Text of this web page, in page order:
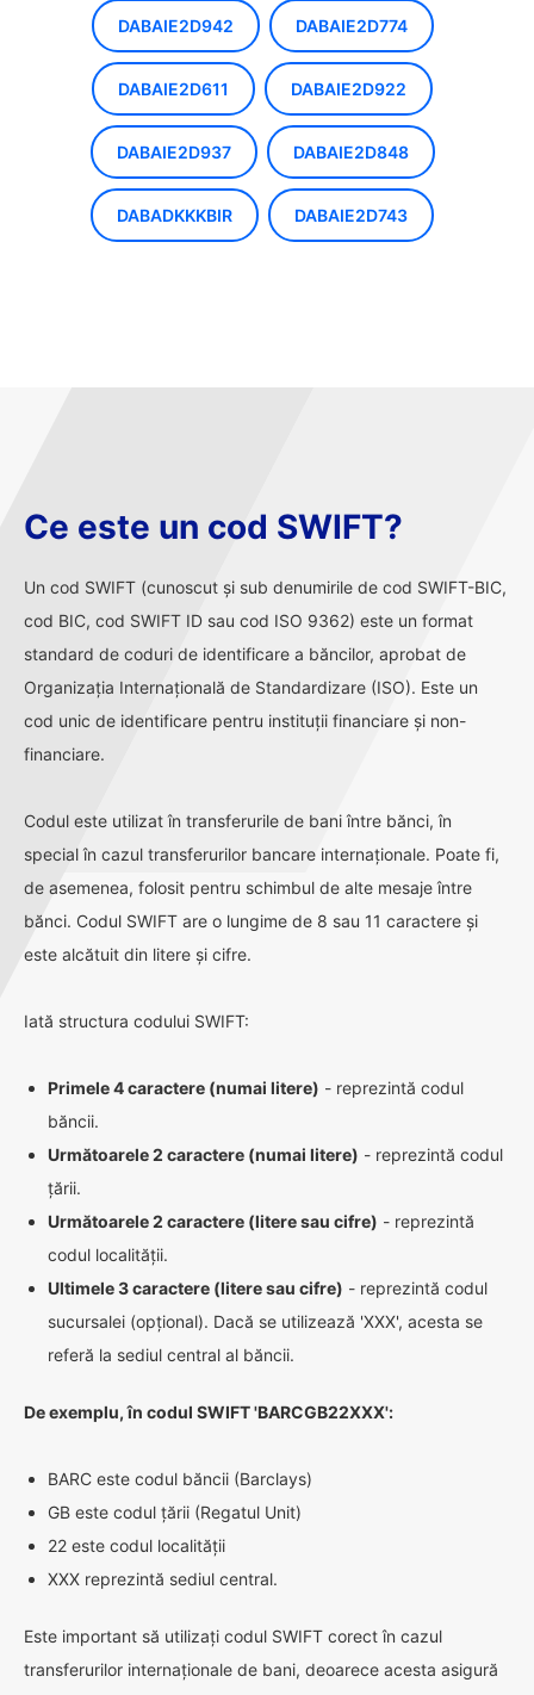
DABAIE2D942 DABAIE2D774
DABAIE2D611 DABAIE2D922
DABAIE2D937 DABAIE2D848
DABADKKKBIR DABAIE2D743
Ce este un cod SWIFT?
Un cod SWIFT (cunoscut și sub denumirile de cod SWIFT-BIC,
cod BIC, cod SWIFT ID sau cod ISO 9362) este un format
standard de coduri de identificare a băncilor, aprobat de
Organizația Internațională de Standardizare (ISO). Este un
cod unic de identificare pentru instituții financiare și non-
financiare.
Codul este utilizat în transferurile de bani între bănci, în
special în cazul transferurilor bancare internaționale. Poate fi,
de asemenea, folosit pentru schimbul de alte mesaje între
bănci. Codul SWIFT are o lungime de 8 sau 11 caractere și
este alcătuit din litere și cifre.
Iată structura codului SWIFT:
Primele 4 caractere (numai litere) - reprezintă codul
băncii.
Următoarele 2 caractere (numai litere) - reprezintă codul
țării.
Următoarele 2 caractere (litere sau cifre) - reprezintă
codul localității.
Ultimele 3 caractere (litere sau cifre) - reprezintă codul
sucursalei (opțional). Dacă se utilizează 'XXX', acesta se
referă la sediul central al băncii.
De exemplu, în codul SWIFT 'BARCGB22XXX':
BARC este codul băncii (Barclays)
GB este codul țării (Regatul Unit)
22 este codul localității
XXX reprezintă sediul central.
Este important să utilizați codul SWIFT corect în cazul
transferurilor internaționale de bani, deoarece acesta asigură